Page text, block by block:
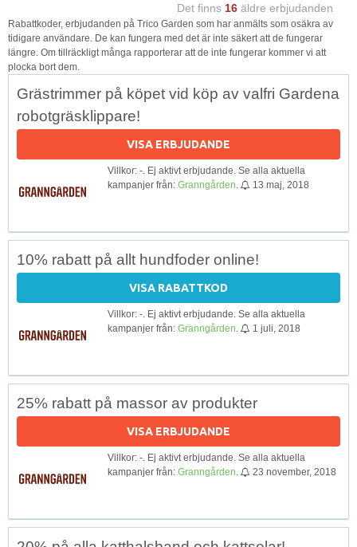
Det finns 16 äldre erbjudanden
Rabattkoder, erbjudanden på Trico Garden som har anmälts som osäkra av
tidigare användare. De kan fungera med det är inte säkert att de fungerar
längre. Om tillräckligt många rapporterar att de inte fungerar kommer vi att
plocka bort dem.
Grästrimmer på köpet vid köp av valfri Gardena
robotgräsklippare!
VISA ERBJUDANDE
Villkor: -. Ej aktivt erbjudande. Se alla aktuella
kampanjer från: Granngården 13 maj, 2018
10% rabatt på allt hundfoder online!
VISA RABATTKOD
Villkor: -. Ej aktivt erbjudande. Se alla aktuella
kampanjer från: Granngården 1 juli, 2018
25% rabatt på massor av produkter
VISA ERBJUDANDE
Villkor: -. Ej aktivt erbjudande. Se alla aktuella
kampanjer från: Granngården 23 november, 2018